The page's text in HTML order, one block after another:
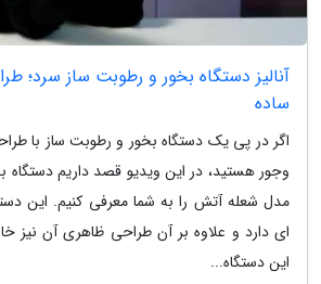
آنالیز دستگاه بخور و رطوبت ساز سرد؛
ساده
اگر در پی یک دستگاه بخور و رطوبت ساز با
وجور هستید، در این ویدیو قصد داریم
مدل شعله آتش را به شما معرفی کنیم. این
ای دارد و علاوه بر آن طراحی ظاهری آن
این دستگاه...